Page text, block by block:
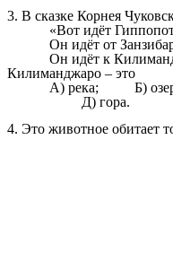
3. В сказке Корнея
«Вот идёт
Он идёт от
Он идёт к
Килиманджаро – это
А) река; Б)
Д) гора.
4. Это животное обитает